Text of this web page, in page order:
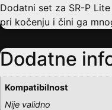
Dodatni set za SR-P
pri kočenju i čini ga
Dodatne
Kompatibilnost
Nije validno